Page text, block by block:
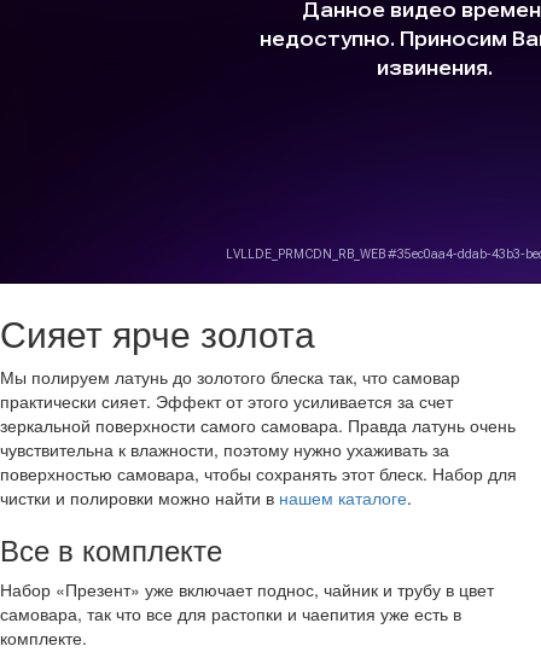
Сияет ярче золота
Мы полируем латунь до золотого блеска так, что самовар
практически сияет. Эффект от этого усиливается за счет
зеркальной поверхности самого самовара. Правда латунь очень
чувствительна к влажности, поэтому нужно ухаживать за
поверхностью самовара, чтобы сохранять этот блеск. Набор для
чистки и полировки можно найти в нашем каталоге.
Все в комплекте
Набор «Презент» уже включает поднос, чайник и трубу в цвет
самовара, так что все для растопки и чаепития уже есть в
комплекте.